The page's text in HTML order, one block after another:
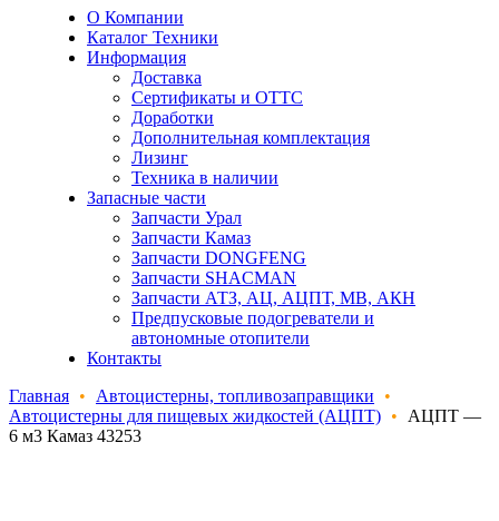
О Компании
Каталог Техники
Информация
Доставка
Сертификаты и ОТТС
Доработки
Дополнительная комплектация
Лизинг
Техника в наличии
Запасные части
Запчасти Урал
Запчасти Камаз
Запчасти DONGFENG
Запчасти SHACMAN
Запчасти АТЗ, АЦ, АЦПТ, МВ, АКН
Предпусковые подогреватели и
автономные отопители
Контакты
Главная • Автоцистерны, топливозаправщики
•
Автоцистерны для пищевых жидкостей (АЦПТ) •
АЦПТ —
6 м3 Камаз 43253